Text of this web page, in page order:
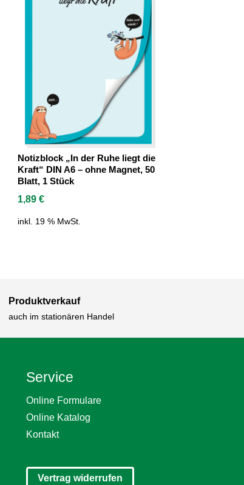
Notizblock „In der Ruhe liegt die
Kraft“ DIN A6 – ohne Magnet, 50
Blatt, 1 Stück
1,89€
inkl. 19 % MwSt.
Produktverkauf
auch im stationären Handel
Service
Online Formulare
Online Katalog
Kontakt
Vertrag widerrufen